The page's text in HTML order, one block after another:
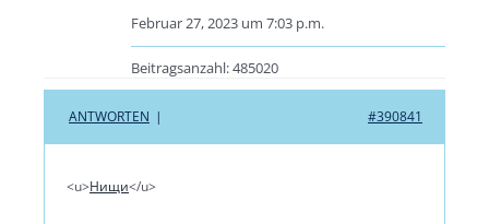
Februar 27, 2023 um 7:03 p.m.
Beitragsanzahl: 485020
#390841
ANTWORTEN |
<u>Нищи</u>